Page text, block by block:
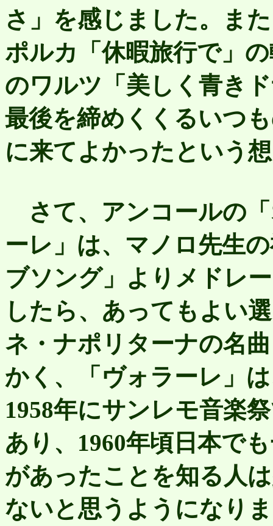
さ」を感じました。ま
ポルカ「休暇旅行で」
のワルツ「美しく青き
最後を締めくくるいつ
に来てよかったという
さて、アンコールの
ーレ」は、マノロ先生
ブソング」よりメドレ
したら、あってもよい
ネ・ナポリターナの名
かく、「ヴォラーレ」
1958年にサンレモ音楽
あり、1960年頃日本で
があったことを知る人
ないと思うようになり